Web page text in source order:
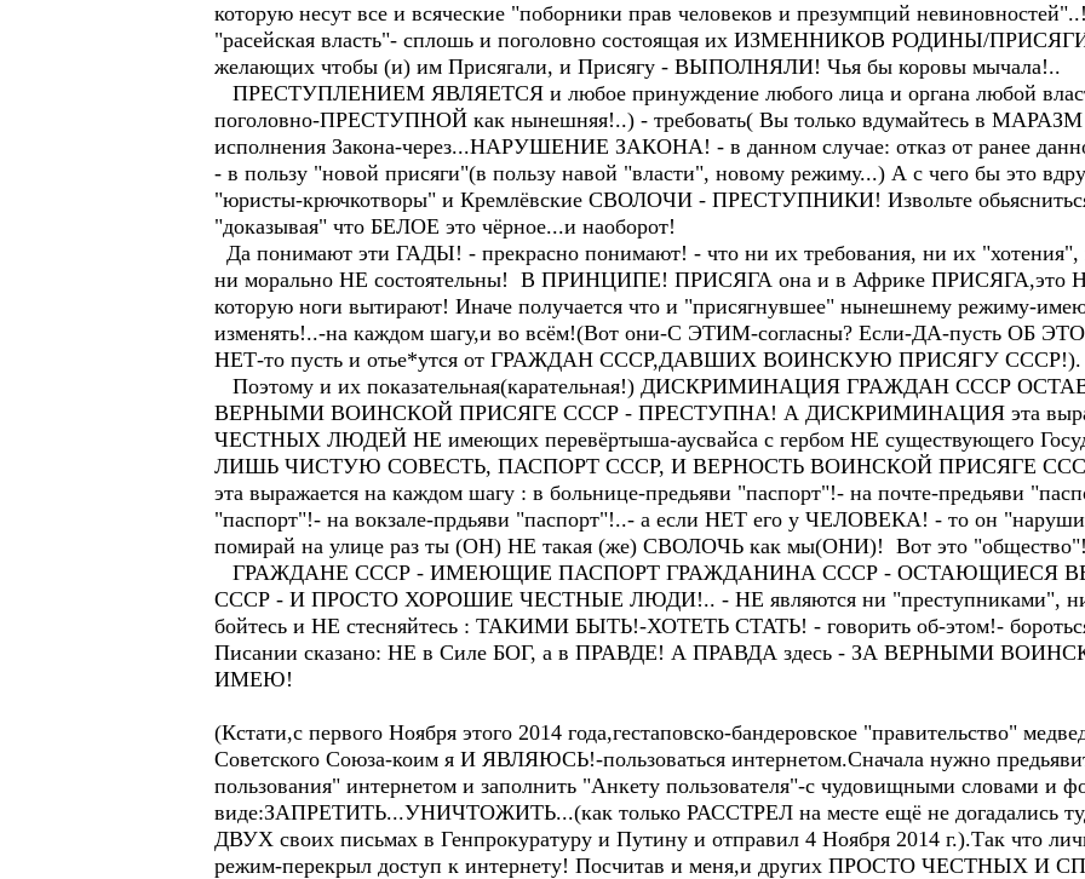
которую несут все и всяческие "поборники прав человеков и презумпций
"расейская власть"- сплошь и поголовно состоящая их ИЗМЕННИКОВ РОДИНЫ/
желающих чтобы (и) им Присягали, и Присягу - ВЫПОЛНЯЛИ! Чья бы коровы мычала!..
ПРЕСТУПЛЕНИЕМ ЯВЛЯЕТСЯ и любое принуждение любого лица и органа любой
поголовно-ПРЕСТУПНОЙ как нынешняя!..) - требовать( Вы только вдумайтесь в МАРАЗМ
исполнения Закона-через...НАРУШЕНИЕ ЗАКОНА! - в данном случае: отказ от ранее
- в пользу "новой присяги"(в пользу навой "власти", новому режиму...) А с чего бы это
"юристы-крючкотворы" и Кремлёвские СВОЛОЧИ - ПРЕСТУПНИКИ! Извольте
"доказывая" что БЕЛОЕ это чёрное...и наоборот!
Да понимают эти ГАДЫ! - прекрасно понимают! - что ни их требования, ни их
ни морально НЕ состоятельны! В ПРИНЦИПЕ! ПРИСЯГА она и в Африке ПРИСЯГА,это
которую ноги вытирают! Иначе получается что и "присягнувшее" нынешнему режиму-
изменять!..-на каждом шагу,и во всём!(Вот они-С ЭТИМ-согласны? Если-ДА-пусть ОБ
НЕТ-то пусть и отье*утся от ГРАЖДАН СССР,ДАВШИХ ВОИНСКУЮ ПРИСЯГУ СССР!).
Поэтому и их показательная(карательная!) ДИСКРИМИНАЦИЯ ГРАЖДАН СССР
ВЕРНЫМИ ВОИНСКОЙ ПРИСЯГЕ СССР - ПРЕСТУПНА! А ДИСКРИМИНАЦИЯ эта
ЧЕСТНЫХ ЛЮДЕЙ НЕ имеющих перевёртыша-аусвайса с гербом НЕ существующего
ЛИШЬ ЧИСТУЮ СОВЕСТЬ, ПАСПОРТ СССР, И ВЕРНОСТЬ ВОИНСКОЙ ПРИСЯГЕ
эта выражается на каждом шагу : в больнице-предьяви "паспорт"!- на почте-предьяви
"паспорт"!- на вокзале-прдьяви "паспорт"!..- а если НЕТ его у ЧЕЛОВЕКА! - то он
помирай на улице раз ты (ОН) НЕ такая (же) СВОЛОЧЬ как мы(ОНИ)! Вот это
ГРАЖДАНЕ СССР - ИМЕЮЩИЕ ПАСПОРТ ГРАЖДАНИНА СССР - ОСТАЮЩИЕСЯ
СССР - И ПРОСТО ХОРОШИЕ ЧЕСТНЫЕ ЛЮДИ!.. - НЕ являются ни "преступниками", ни
бойтесь и НЕ стесняйтесь : ТАКИМИ БЫТЬ!-ХОТЕТЬ СТАТЬ! - говорить об-этом!-
Писании сказано: НЕ в Силе БОГ, а в ПРАВДЕ! А ПРАВДА здесь - ЗА ВЕРНЫМИ
ИМЕЮ!
(Кстати,c первого Ноября этого 2014 года,гестаповско-бандеровское "правительство"
Советского Союза-коим я И ЯВЛЯЮСЬ!-пользоваться интернетом.Сначала нужно
пользования" интернетом и заполнить "Анкету пользователя"-с чудовищными словами и
виде:ЗАПРЕТИТЬ...УНИЧТОЖИТЬ...(как только РАССТРЕЛ на месте ещё не догадались
ДВУХ своих письмах в Генпрокуратуру и Путину и отправил 4 Ноября 2014 г.).Так что
режим-перекрыл доступ к интернету! Посчитав и меня,и других ПРОСТО ЧЕСТНЫХ